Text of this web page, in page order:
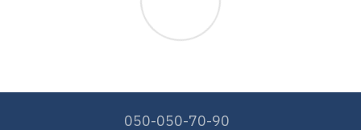
050-050-70-90